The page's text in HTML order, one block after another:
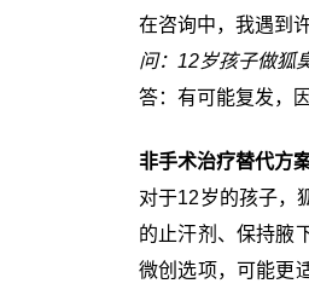
在咨询中，我遇到
问：12岁孩子做狐
答：有可能复发，
非手术治疗替代方
对于12岁的孩子，
的止汗剂、保持腋
微创选项，可能更